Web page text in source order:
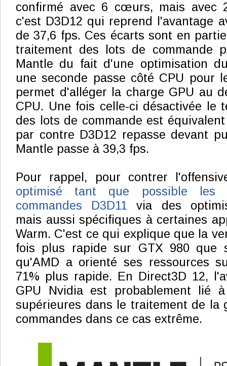
confirmé avec 6 cœurs, mais avec
c'est D3D12 qui reprend l'avantage
de 37,6 fps. Ces écarts sont en
traitement des lots de commande
Mantle du fait d'une optimisation
une seconde passe côté CPU pour
permet d'alléger la charge GPU au
CPU. Une fois celle-ci désactivée le
des lots de commande est
par contre D3D12 repasse devant
Mantle passe à 39,3 fps.
Pour rappel, pour contrer
optimisé tant que possible les
commandes D3D11 via des
mais aussi spécifiques à certaines
Warm. C'est ce qui explique que la
fois plus rapide sur GTX 980 que
qu'AMD a orienté ses ressources
71% plus rapide. En Direct3D 12,
GPU Nvidia est probablement lié
supérieures dans le traitement de la
commandes dans ce cas extrême.